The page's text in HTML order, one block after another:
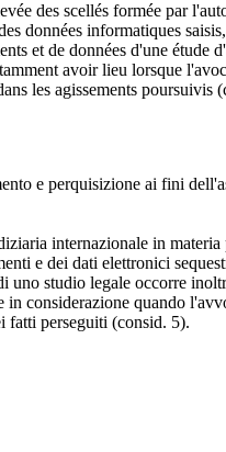
des scellés formée par
données informatiques
et de données d'une
avoir lieu lorsque
les agissements poursuivis
e perquisizione ai fini
internazionale in
e dei dati elettronici
studio legale occorre
considerazione quando
fatti perseguiti (consid. 5).